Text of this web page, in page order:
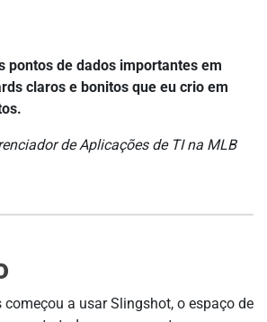
pontos de dados importantes em
claros e bonitos que eu crio em
de Aplicações de TI na MLB
começou a usar Slingshot, o espaço de